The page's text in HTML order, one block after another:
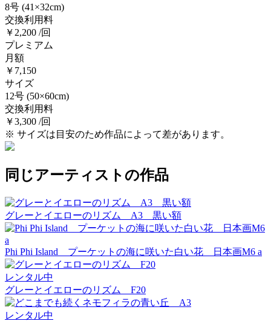
8号 (41×32cm)
交換利用料
￥2,200 /回
プレミアム
月額
￥7,150
サイズ
12号 (50×60cm)
交換利用料
￥3,300 /回
※ サイズは目安のため作品によって差があります。
同じアーティストの作品
グレーとイエローのリズム A3 黒い額
Phi Phi Island プーケットの海に咲いた白い花 日本画M6 a
レンタル中
グレーとイエローのリズム F20
レンタル中